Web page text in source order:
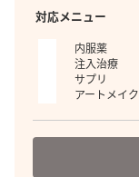
対応メニュー
内服薬
注入治療
サプリ
アートメイク